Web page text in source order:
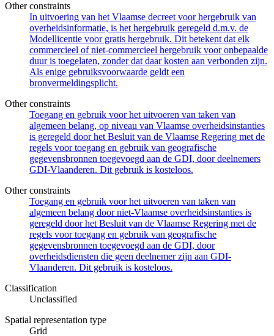
Other constraints
In uitvoering van het Vlaamse decreet voor hergebruik van
overheidsinformatie, is het hergebruik geregeld d.m.v. de
Modellicentie voor gratis hergebruik. Dit betekent dat elk
commercieel of niet-commercieel hergebruik voor onbepaalde
duur is toegelaten, zonder dat daar kosten aan verbonden zijn.
Als enige gebruiksvoorwaarde geldt een
bronvermeldingsplicht.
Other constraints
Toegang en gebruik voor het uitvoeren van taken van
algemeen belang, op niveau van Vlaamse overheidsinstanties
is geregeld door het Besluit van de Vlaamse Regering met de
regels voor toegang en gebruik van geografische
gegevensbronnen toegevoegd aan de GDI, door deelnemers
GDI-Vlaanderen. Dit gebruik is kosteloos.
Other constraints
Toegang en gebruik voor het uitvoeren van taken van
algemeen belang door niet-Vlaamse overheidsinstanties is
geregeld door het Besluit van de Vlaamse Regering met de
regels voor toegang en gebruik van geografische
gegevensbronnen toegevoegd aan de GDI, door
overheidsdiensten die geen deelnemer zijn aan GDI-
Vlaanderen. Dit gebruik is kosteloos.
Classification
Unclassified
Spatial representation type
Grid